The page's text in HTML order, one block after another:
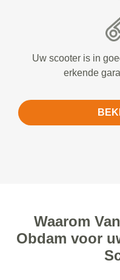
Uw scooter is in
erkende
Waarom
Obdam voor